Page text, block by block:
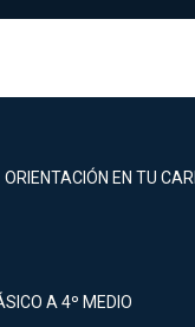
ORIENTACIÓN EN TU
A 4º MEDIO